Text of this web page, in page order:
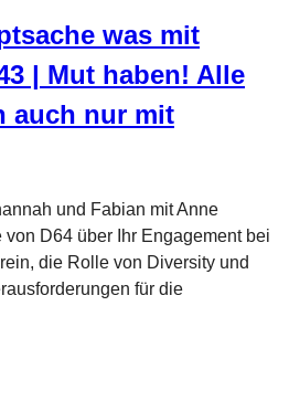
was mit
| Mut haben! Alle
auch nur mit
und Fabian mit Anne
D64 über Ihr Engagement bei
die Rolle von Diversity und
für die